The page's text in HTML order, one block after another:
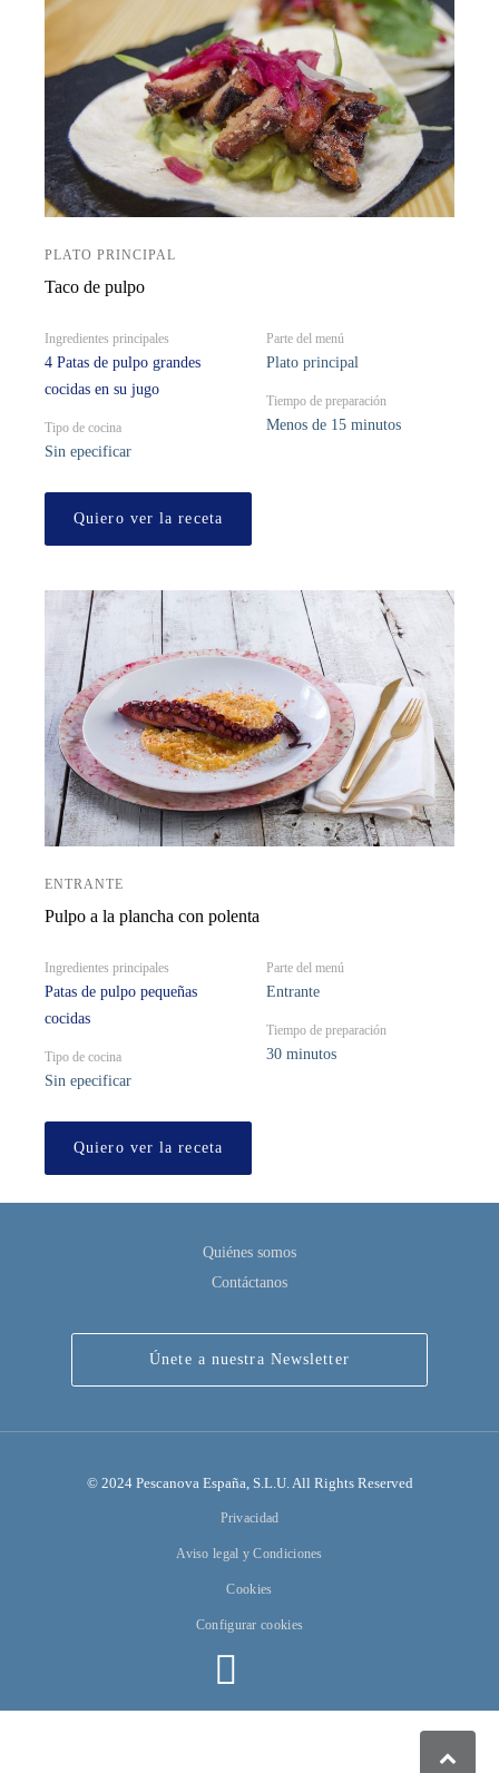
PLATO PRINCIPAL
Taco de pulpo
Ingredientes principales
4 Patas de pulpo grandes
cocidas en su jugo
Tipo de cocina
Sin epecificar
Parte del menú
Plato principal
Tiempo de preparación
Menos de 15 minutos
Quiero ver la receta
ENTRANTE
Pulpo a la plancha con polenta
Ingredientes principales
Patas de pulpo pequeñas
cocidas
Tipo de cocina
Sin epecificar
Parte del menú
Entrante
Tiempo de preparación
30 minutos
Quiero ver la receta
Quiénes somos
Contáctanos
Únete a nuestra Newsletter
© 2024 Pescanova España, S.L.U. All Rights Reserved
Privacidad
Aviso legal y Condiciones
Cookies
Configurar cookies